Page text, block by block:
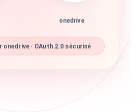
onedrive
onedrive · OAuth 2.0 sécurisé